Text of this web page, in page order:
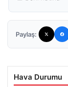
Paylaş:
Hava Durumu